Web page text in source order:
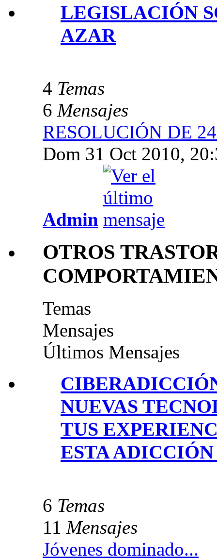
LEGISLACIÓN
AZAR
4 Temas
6 Mensajes
RESOLUCIÓN DE
Dom 31 Oct 2010,
Admin
OTROS
Temas
Mensajes
Últimos Mensajes
NUEVAS
TUS
ESTA
6 Temas
11 Mensajes
Jóvenes dominado...